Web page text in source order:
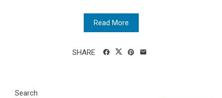
Read More
SHARE
Search